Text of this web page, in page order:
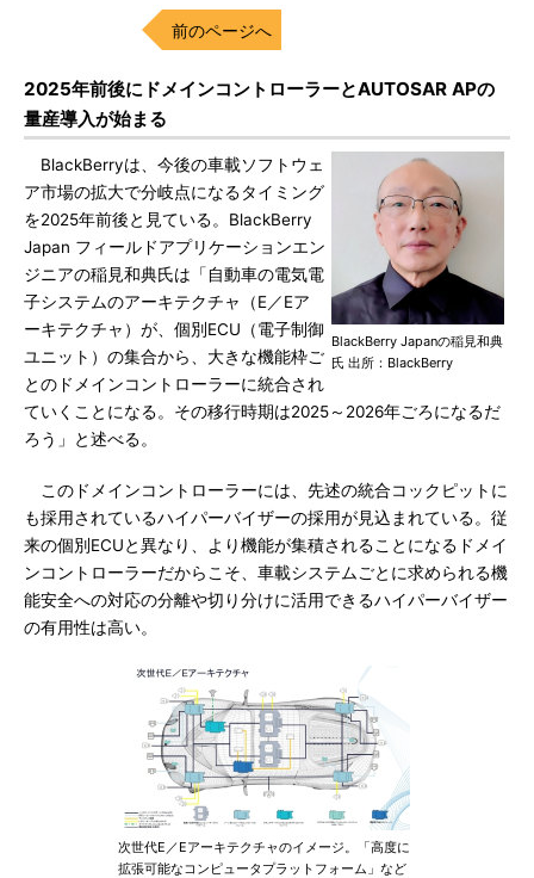
前のページへ
2025年前後にドメインコントローラーとAUTOSAR APの
量産導入が始まる
BlackBerry Japanの稲見和典
氏 出所：BlackBerry
BlackBerryは、今後の車載ソフトウェ
ア市場の拡大で分岐点になるタイミング
を2025年前後と見ている。BlackBerry
Japan フィールドアプリケーションエン
ジニアの稲見和典氏は「自動車の電気電
子システムのアーキテクチャ（E／Eア
ーキテクチャ）が、個別ECU（電子制御
ユニット）の集合から、大きな機能枠ご
とのドメインコントローラーに統合され
ていくことになる。その移行時期は2025～2026年ごろになるだ
ろう」と述べる。
このドメインコントローラーには、先述の統合コックピットに
も採用されているハイパーバイザーの採用が見込まれている。従
来の個別ECUと異なり、より機能が集積されることになるドメイ
ンコントローラーだからこそ、車載システムごとに求められる機
能安全への対応の分離や切り分けに活用できるハイパーバイザー
の有用性は高い。
次世代E／Eアーキテクチャのイメージ。「高度に
拡張可能なコンピュータプラットフォーム」など